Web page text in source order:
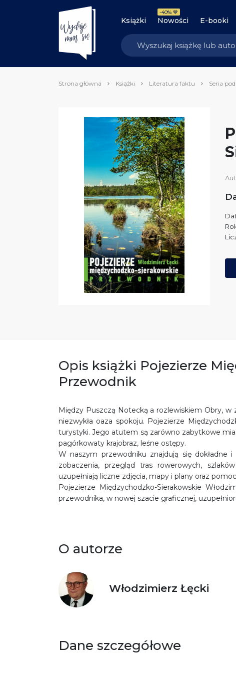
Książki Nowości
-40% 💙
E-booki
Strona główna Książki Literatura faktu Seria
Opis książki Pojezierze
Przewodnik
Między Puszczą Notecką a rozlewiskiem Obry, w
niezwykła oaza spokoju. Pojezierze
turystyki. Jego atutem są zarówno zabytkowe
pagórkowaty krajobraz, leśne ostępy.
W naszym przewodniku znajdują się dokładne
zobaczenia, przegląd tras rowerowych,
uzupełniają liczne zdjęcia, mapy i plany oraz
Pojezierze Międzychodzko-Sierakowskie
przewodnika, w nowej szacie graficznej,
O autorze
Włodzimierz Łęcki
Dane szczegółowe